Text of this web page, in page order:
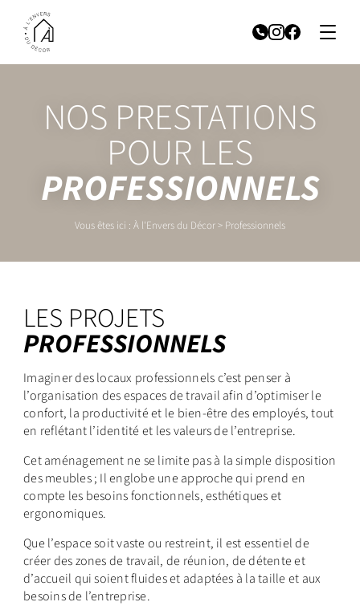
NOS PRESTATIONS
POUR LES
PROFESSIONNELS
Vous êtes ici : À l'Envers du Décor> Professionnels
LES PROJETS
PROFESSIONNELS
Imaginer des locaux professionnels c’est penser à
l’organisation des espaces de travail afin d’optimiser le
confort, la productivité et le bien-être des employés, tout
en reflétant l’identité et les valeurs de l’entreprise.
Cet aménagement ne se limite pas à la simple disposition
des meubles ; Il englobe une approche qui prend en
compte les besoins fonctionnels, esthétiques et
ergonomiques.
Que l’espace soit vaste ou restreint, il est essentiel de
créer des zones de travail, de réunion, de détente et
d’accueil qui soient fluides et adaptées à la taille et aux
besoins de l’entreprise.